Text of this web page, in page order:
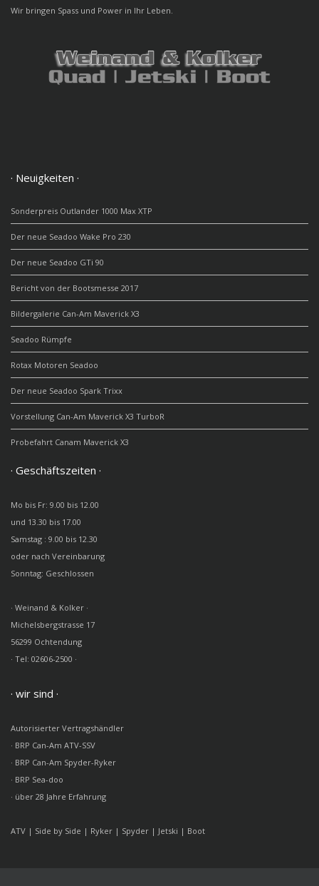
Wir bringen Spass und Power in Ihr Leben.
· Neuigkeiten ·
Sonderpreis Outlander 1000 Max XTP
Der neue Seadoo Wake Pro 230
Der neue Seadoo GTi 90
Bericht von der Bootsmesse 2017
Bildergalerie Can-Am Maverick X3
Seadoo Rümpfe
Rotax Motoren Seadoo
Der neue Seadoo Spark Trixx
Vorstellung Can-Am Maverick X3 TurboR
Probefahrt Canam Maverick X3
· Geschäftszeiten ·
Mo bis Fr: 9.00 bis 12.00
und 13.30 bis 17.00
Samstag : 9.00 bis 12.30
oder nach Vereinbarung
Sonntag: Geschlossen
· Weinand & Kolker ·
Michelsbergstrasse 17
56299 Ochtendung
· Tel: 02606-2500 ·
· wir sind ·
Autorisierter Vertragshändler
· BRP Can-Am ATV-SSV
· BRP Can-Am Spyder-Ryker
· BRP Sea-doo
· über 28 Jahre Erfahrung
ATV | Side by Side | Ryker | Spyder | Jetski | Boot